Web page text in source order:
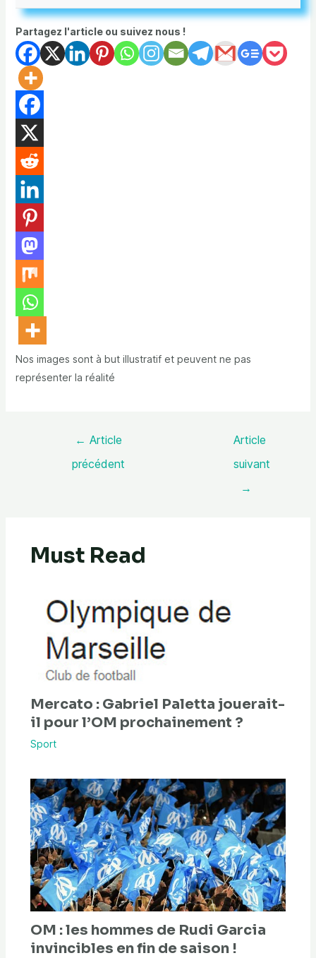
Partagez l'article ou suivez nous !
Nos images sont à but illustratif et peuvent ne pas
représenter la réalité
← Article
précédent
Article
suivant
→
Must Read
Mercato : Gabriel Paletta jouerait-
il pour l’OM prochainement ?
Sport
OM : les hommes de Rudi Garcia
invincibles en fin de saison !